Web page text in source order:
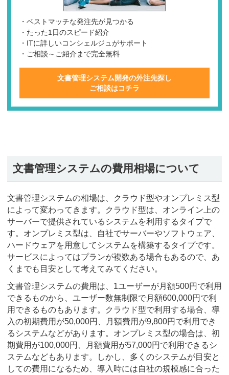
・ベストマッチな発注先が見つかる
・たった1日のスピード紹介
・ITに詳しいコンシェルジュがサポート
・ご相談～ご紹介まで完全無料
文書管理システム開発の外注先探し
ご相談はコチラ
文書管理システムの費用相場について
文書管理システムの相場は、クラウド型やオンプレミス型
によって変わってきます。クラウド型は、オンライン上の
サーバーで提供されているシステムを利用するタイプで
す。オンプレミス型は、自社でサーバーやソフトウェア、
ハードウェアを用意してシステムを構築するタイプです。
サービスによってはプランが複数ある場合もあるので、あ
くまでも目安として考えてみてください。
文書管理システムの費用は、1ユーザーが月額500円で利用
できるものから、ユーザー数無制限で月額600,000円で利
用できるものもあります。クラウド型で利用する場合、導
入の初期費用が50,000円、月額費用が9,800円で利用でき
るシステムなどがあります。オンプレミス型の場合は、初
期費用が100,000円、月額費用が57,000円で利用できるシ
ステムなどもあります。しかし、多くのシステムが目安と
しての費用になるため、導入時には自社の規模感に合った